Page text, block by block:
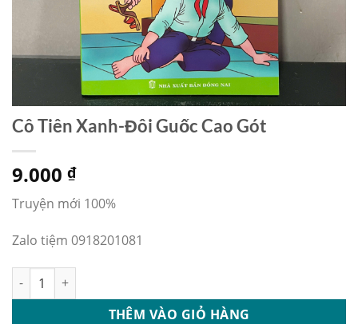
Cô Tiên Xanh-Đôi Guốc Cao Gót
9.000 ₫
Truyện mới 100%
Zalo tiệm 0918201081
Cô Tiên Xanh-Đôi Guốc Cao Gót số lượng
THÊM VÀO GIỎ HÀNG